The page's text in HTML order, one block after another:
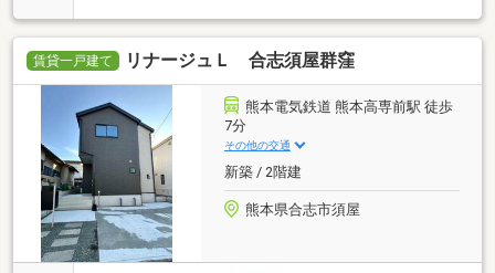
賃貸一戸建て リナージュＬ 合志須屋群窪
熊本電気鉄道 熊本高専前駅 徒歩
7分
その他の交通
新築 / 2階建
熊本県合志市須屋